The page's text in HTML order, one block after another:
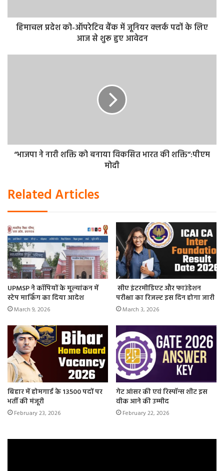
ऑफलाइन फॉर्म डाउनलोड कर लें। इसके बाद उसे पूर्ण रूप से भरकर
एवं संबंधित दस्तावेज अटैच करके पोस्ट के माध्यम से निर्धारित पते पर
तय तिथि से पहले भेज दें।
इस भर्ती में आवेदन के साथ ही आवेदन शुल्क जमा करना अनिवार्य है।
प्रोजेक्ट इंजीनियर पदों पर आवेदन करने वाले उम्मीदवारों को आवेदन
करने वाले उम्मीदवारों को 177 रुपये (GST सहित) जमा करना होगा।
हिमाचल प्रदेश को-ऑपरेटिव बैंक में जूनियर क्लर्क पदों के लिए
आज से शुरू हुए आवेदन
“भाजपा ने नारी शक्ति को बनाया विकसित भारत की शक्ति”:पीएम
मोदी
Related Articles
UPMSP ने कॉपियों के मूल्यांकन में
स्टेप मार्किंग का दिया आदेश
March 9, 2026
सीए इंटरमीडिएट और फाउंडेशन
परीक्षा का रिजल्ट इस दिन होगा जारी
March 3, 2026
बिहार में होमगार्ड के 13500 पदों पर
भर्ती की मंजूरी
February 23, 2026
गेट आंसर की एवं रिस्पॉन्स शीट इस
वीक आने की उम्मीद
February 22, 2026